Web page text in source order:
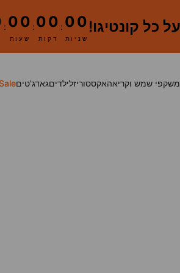
: 00
שעות
: 00
דקות
: 00
שניות
משקפי שמש וקריאהאקססוריזלילדיםגאדג'טים